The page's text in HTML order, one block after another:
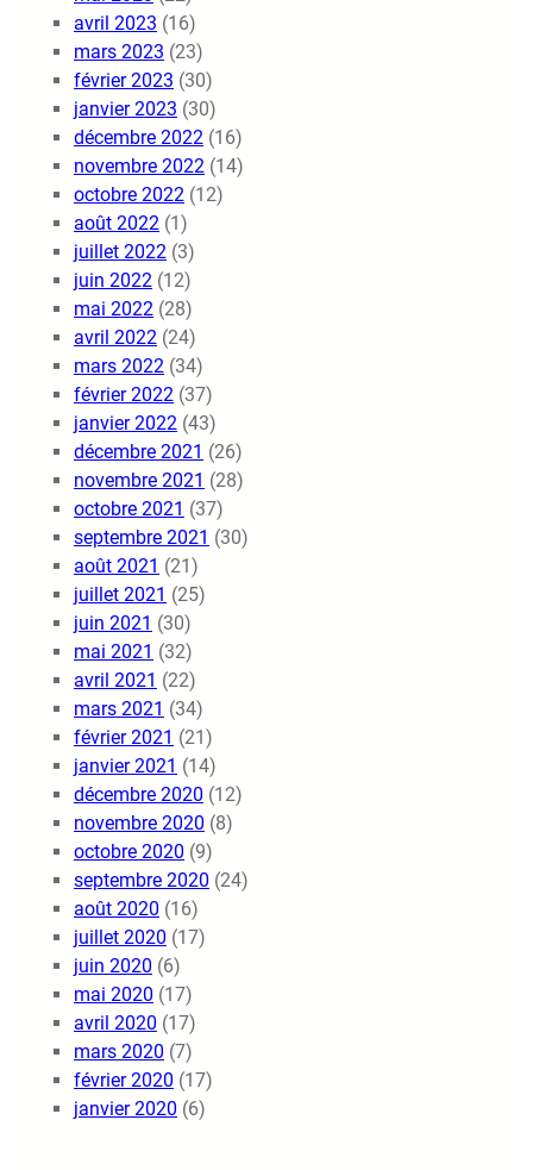
avril 2023 (16)
mars 2023 (23)
février 2023 (30)
janvier 2023 (30)
décembre 2022 (16)
novembre 2022 (14)
octobre 2022 (12)
août 2022 (1)
juillet 2022 (3)
juin 2022 (12)
mai 2022 (28)
avril 2022 (24)
mars 2022 (34)
février 2022 (37)
janvier 2022 (43)
décembre 2021 (26)
novembre 2021 (28)
octobre 2021 (37)
septembre 2021 (30)
août 2021 (21)
juillet 2021 (25)
juin 2021 (30)
mai 2021 (32)
avril 2021 (22)
mars 2021 (34)
février 2021 (21)
janvier 2021 (14)
décembre 2020 (12)
novembre 2020 (8)
octobre 2020 (9)
septembre 2020 (24)
août 2020 (16)
juillet 2020 (17)
juin 2020 (6)
mai 2020 (17)
avril 2020 (17)
mars 2020 (7)
février 2020 (17)
janvier 2020 (6)